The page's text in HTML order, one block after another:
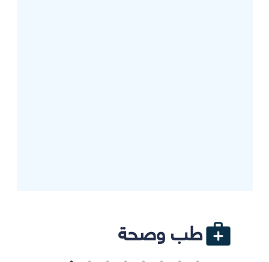
طب وصحة